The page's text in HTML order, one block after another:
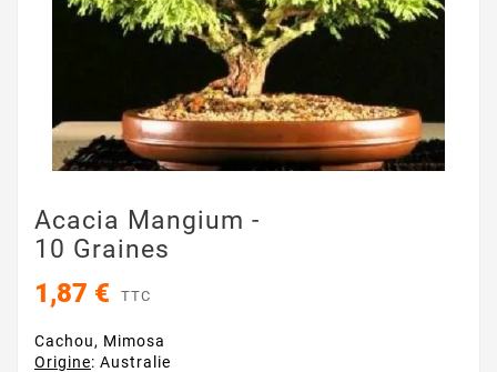
Acacia Mangium -
10 Graines
1,87 €
TTC
Cachou, Mimosa
Origine: Australie